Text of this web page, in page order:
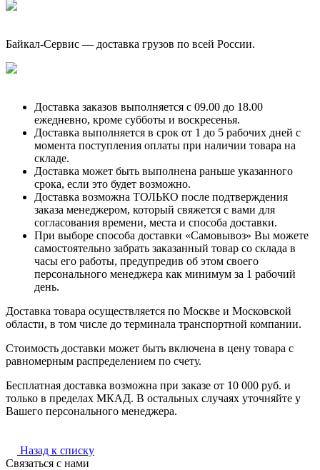
Байкал-Сервис — доставка грузов по всей России.
Доставка заказов выполняется с 09.00 до 18.00
ежедневно, кроме субботы и воскресенья.
Доставка выполняется в срок от 1 до 5 рабочих дней с
момента поступления оплаты при наличии товара на
складе.
Доставка может быть выполнена раньше указанного
срока, если это будет возможно.
Доставка возможна ТОЛЬКО после подтверждения
заказа менеджером, который свяжется с вами для
согласования времени, места и способа доставки.
При выборе способа доставки «Самовывоз» Вы можете
самостоятельно забрать заказанный товар со склада в
часы его работы, предупредив об этом своего
персонального менеджера как минимум за 1 рабочий
день.
Доставка товара осуществляется по Москве и Московской
области, в том числе до терминала транспортной компании.
Стоимость доставки может быть включена в цену товара с
равномерным распределением по счету.
Бесплатная доставка возможна при заказе от 10 000 руб. и
только в пределах МКАД. В остальных случаях уточняйте у
Вашего персонального менеджера.
Назад к списку
Связаться с нами